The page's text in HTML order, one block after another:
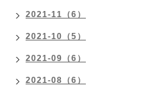
2021-11（6）
2021-10（5）
2021-09（6）
2021-08（6）